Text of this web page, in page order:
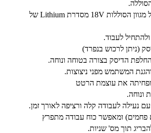
מתאים לעבודה עם כל מגוון הסוללות 18V מסדרת Lithium של
לעבוד.
(ניתן לרכוש בנפרד)
הדיסק בצורה בטוחה ונוחה.
המשתמש מפני ניצוצות.
את עוצמת הרטט
ונוחה.
נעילה לעבודה קלה ורציפה לאורך זמן.
תוך מס' שניות.